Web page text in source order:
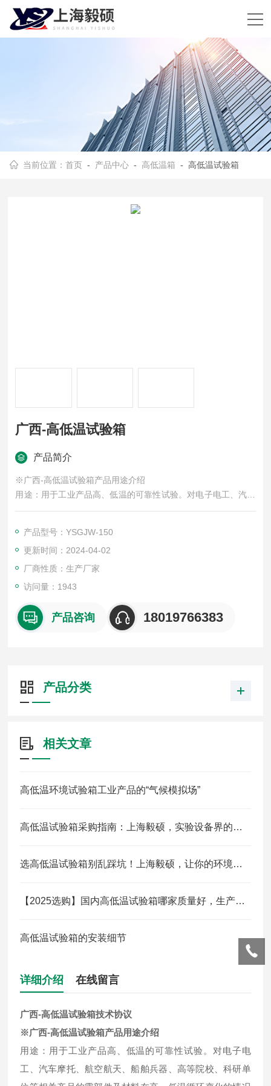
当前位置：首页 - 产品中心 - 高低温箱 - 高低温试验箱
广西-高低温试验箱
产品简介
※广西-高低温试验箱产品用途介绍
用途：用于工业产品高、低温的可靠性试验。对电子电工、汽车
摩托、航空航天、船舶兵器、高等院校、科研单位等相关产品的
标。产品具有较宽的温度控制范围
产品型号：YSGJW-150
更新时间：2024-04-02
厂商性质：生产厂家
访问量：1943
产品咨询 18019766383
产品分类
相关文章
高低温环境试验箱工业产品的“气候模拟场”
高低温试验箱采购指南：上海毅硕，实验设备界的性价比推荐
选高低温试验箱别乱踩坑！上海毅硕，让你的环境测试更精准省心
【2025选购】国内高低温试验箱哪家质量好，生产商/供应商/制造商/生产厂家推荐
高低温试验箱的安装细节
详细介绍 在线留言
广西-高低温试验箱技术协议
※广西-高低温试验箱产品用途介绍
用途：用于工业产品高、低温的可靠性试验。对电子电
工、汽车摩托、航空航天、船舶兵器、高等院校、科研单